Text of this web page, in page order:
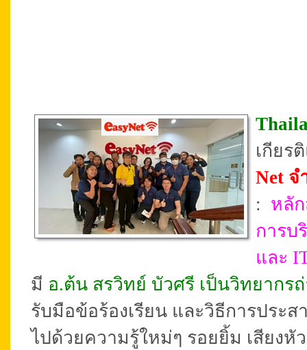
เกียร
Net จ
: หลั
การบ
และ
มี อ.ต้น สรวิทย์ บัวศรี เป็นวิทยากร
รับมือข้อร้องเรียน และวิธีการประ
ไปด้วยความรู้ใหม่ๆ รอยยิ้ม เสียง